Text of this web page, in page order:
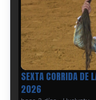
6º DÍA DE LAS
hace 3 días